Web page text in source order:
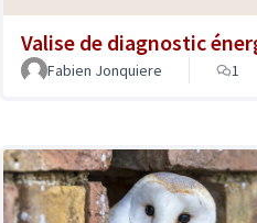
Valise de diagnostic
Fabien Jonquiere
1